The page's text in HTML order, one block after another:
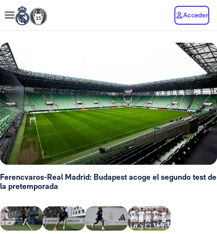
Acceder
Ferencvaros-Real Madrid: Budapest acoge el segundo test de
la pretemporada